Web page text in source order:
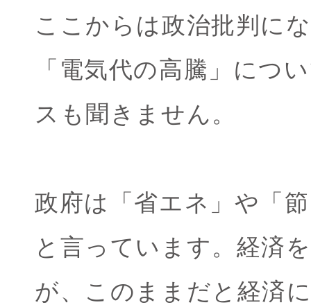
ここからは政治批判に
「電気代の高騰」につ
スも聞きません。
政府は「省エネ」や「
と言っています。経済
が、このままだと経済